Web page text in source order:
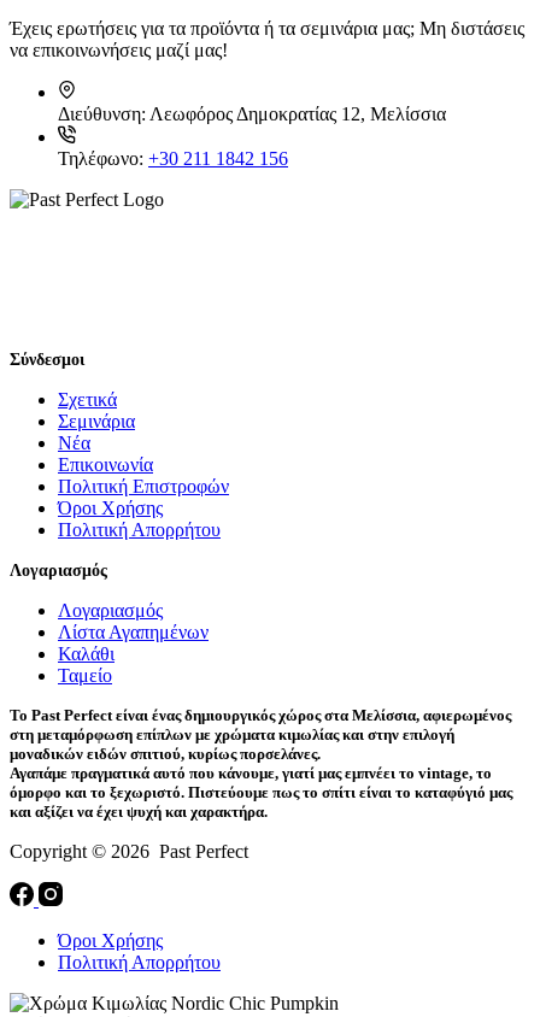
Έχεις ερωτήσεις για τα προϊόντα ή τα σεμινάρια μας; Μη διστάσεις
να επικοινωνήσεις μαζί μας!
Διεύθυνση: Λεωφόρος Δημοκρατίας 12, Μελίσσια
Τηλέφωνο: +30 211 1842 156
Σύνδεσμοι
Σχετικά
Σεμινάρια
Νέα
Επικοινωνία
Πολιτική Επιστροφών
Όροι Χρήσης
Πολιτική Απορρήτου
Λογαριασμός
Λογαριασμός
Λίστα Αγαπημένων
Καλάθι
Ταμείο
Το Past Perfect είναι ένας δημιουργικός χώρος στα Μελίσσια, αφιερωμένος
στη μεταμόρφωση επίπλων με χρώματα κιμωλίας και στην επιλογή
μοναδικών ειδών σπιτιού, κυρίως πορσελάνες.
Αγαπάμε πραγματικά αυτό που κάνουμε, γιατί μας εμπνέει το vintage, το
όμορφο και το ξεχωριστό. Πιστεύουμε πως το σπίτι είναι το καταφύγιό μας
και αξίζει να έχει ψυχή και χαρακτήρα.
Copyright © 2026 Past Perfect
Όροι Χρήσης
Πολιτική Απορρήτου